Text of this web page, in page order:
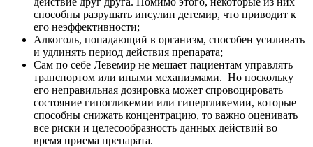
способны разрушать инсулин детемир, что приводит к
его неэффективности;
Алкоголь, попадающий в организм, способен усиливать
и удлинять период действия препарата;
Сам по себе Левемир не мешает пациентам управлять
транспортом или иными механизмами. Но поскольку
его неправильная дозировка может спровоцировать
состояние гипогликемии или гипергликемии, которые
способны снижать концентрацию, то важно оценивать
все риски и целесообразность данных действий во
время приема препарата.